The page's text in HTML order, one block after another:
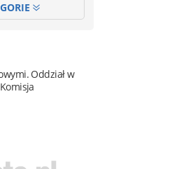
Oddział w